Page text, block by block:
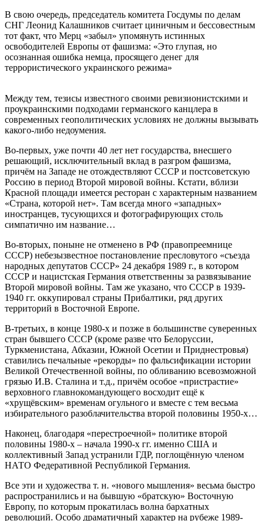
В свою очередь, председатель комитета Госдумы по делам
СНГ Леонид Калашников считает циничным и бессовестным
тот факт, что Мерц «забыл» упомянуть истинных
освободителей Европы от фашизма: «Это глупая, но
осознанная ошибка немца, просящего денег для
террористического украинского режима»
Между тем, тезисы известного своими ревизионистскими и
проукраинскими подходами германского канцлера в
современных геополитических условиях не должны вызывать
какого-либо недоумения.
Во-первых, уже почти 40 лет нет государства, внесшего
решающий, исключительный вклад в разгром фашизма,
причём на Западе не отождествляют СССР и постсоветскую
Россию в период Второй мировой войны. Кстати, вблизи
Красной площади имеется ресторан с характерным названием
«Страна, которой нет». Там всегда много «западных»
иностранцев, тусующихся и фотографирующих столь
симпатично им название…
Во-вторых, поныне не отменено в РФ (правопреемнице
СССР) небезызвестное постановление пресловутого «съезда
народных депутатов СССР» 24 декабря 1989 г., в котором
СССР и нацистская Германия ответственны за развязывание
Второй мировой войны. Там же указано, что СССР в 1939-
1940 гг. оккупировал страны Прибалтики, ряд других
территорий в Восточной Европе.
В-третьих, в конце 1980-х и позже в большинстве суверенных
стран бывшего СССР (кроме разве что Белоруссии,
Туркменистана, Абхазии, Южной Осетии и Приднестровья)
ставились печальные «рекорды» по фальсификации истории
Великой Отечественной войны, по обливанию всевозможной
грязью И.В. Сталина и т.д., причём особое «пристрастие»
верховного главнокомандующего восходит ещё к
«хрущёвским» временам огульного и вместе с тем весьма
избирательного разоблачительства второй половины 1950-х…
Наконец, благодаря «перестроечной» политике второй
половины 1980-х – начала 1990-х гг. именно США и
коллективный Запад устранили ГДР, поглощённую членом
НАТО Федеративной Республикой Германия.
Все эти и художества т. н. «нового мышления» весьма быстро
распространились и на бывшую «братскую» Восточную
Европу, по которым прокатилась волна бархатных
революций. Особо драматичный характер на рубеже 1989-